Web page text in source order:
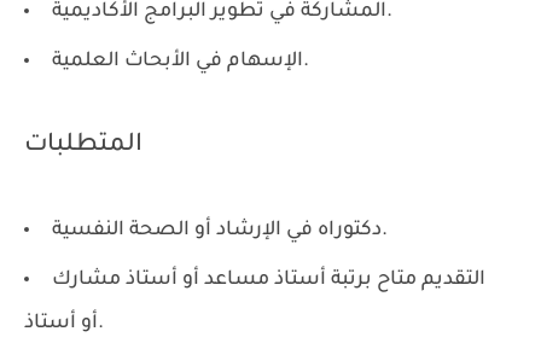
المشاركة في تطوير البرامج الأكاديمية.
الإسهام في الأبحاث العلمية.
المتطلبات
دكتوراه في الإرشاد أو الصحة النفسية.
التقديم متاح برتبة أستاذ مساعد أو أستاذ مشارك
أو أستاذ.